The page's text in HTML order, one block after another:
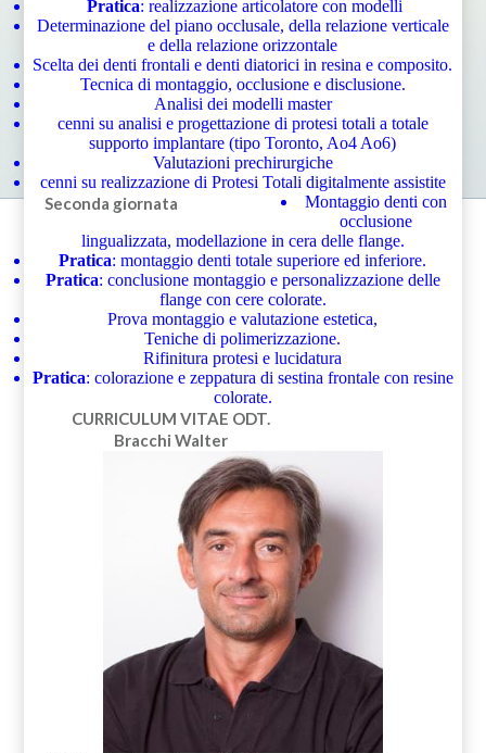
Pratica: realizzazione articolatore con modelli
Determinazione del piano occlusale, della relazione verticale
e della relazione orizzontale
Scelta dei denti frontali e denti diatorici in resina e composito.
Tecnica di montaggio, occlusione e disclusione.
Analisi dei modelli master
cenni su analisi e progettazione di protesi totali a totale
supporto implantare (tipo Toronto, Ao4 Ao6)
Valutazioni prechirurgiche
cenni su realizzazione di Protesi Totali digitalmente assistite
Seconda giornata
Montaggio denti con
occlusione
lingualizzata, modellazione in cera delle flange.
Pratica: montaggio denti totale superiore ed inferiore.
Pratica: conclusione montaggio e personalizzazione delle
flange con cere colorate.
Prova montaggio e valutazione estetica,
Teniche di polimerizzazione.
Rifinitura protesi e lucidatura
Pratica: colorazione e zeppatura di sestina frontale con resine
colorate.
CURRICULUM VITAE ODT.
Bracchi Walter